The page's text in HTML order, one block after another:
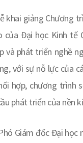
khai giảng Chương
Đại học Kinh tế
phát triển nghề
với sự nỗ lực của
hợp, chương
phát triển của nền
Giám đốc Đại